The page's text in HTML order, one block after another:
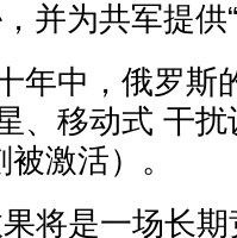
并为共军提供
年中，俄罗斯
、移动式 干扰
被激活）。
将是一场长